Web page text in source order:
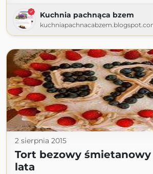
Kuchnia pachnąca bzem
2 sierpnia 2015
Tort bezowy
lata